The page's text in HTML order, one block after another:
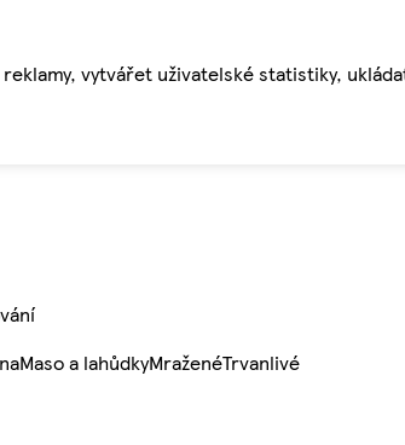
vytvářet uživatelské statistiky,
Maso a lahůdkyMraženéTrvanlivé